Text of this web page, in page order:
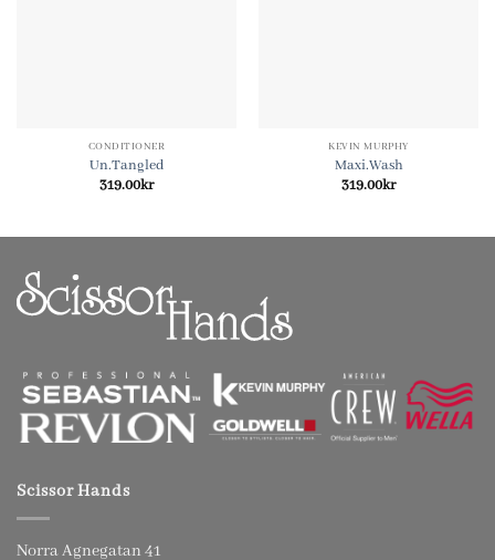
CONDITIONER
Un.Tangled
319.00kr
KEVIN MURPHY
Maxi.Wash
319.00kr
Scissor Hands
Norra Agnegatan 41